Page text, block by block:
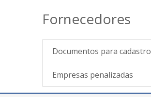
Fornecedores
Documentos para cadastro
Empresas penalizadas